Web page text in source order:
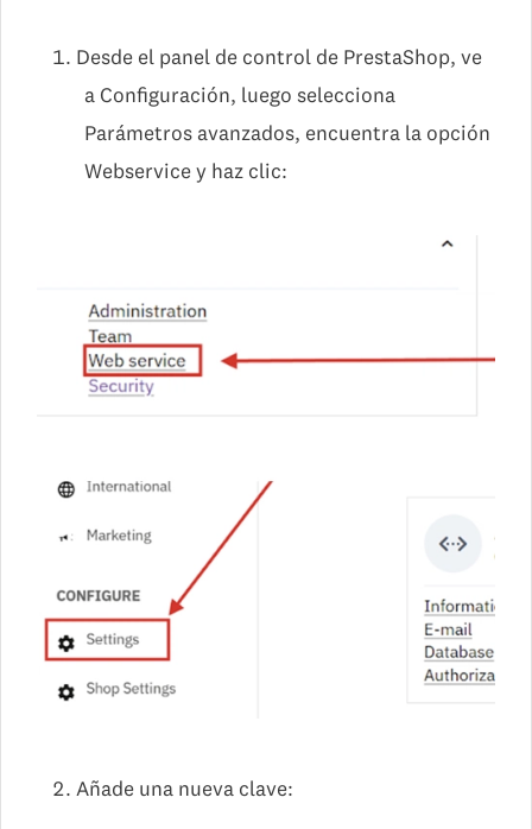
Desde el panel de control de PrestaShop, ve
a Configuración, luego selecciona
Parámetros avanzados, encuentra la opción
Webservice y haz clic:
Añade una nueva clave: